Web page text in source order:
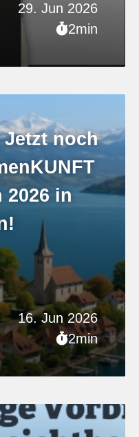
29. Jun 2026
2min
16. Jun 2026
2min
Jetzt noch
2026 in